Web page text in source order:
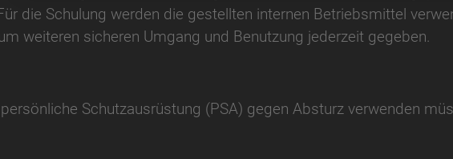
die Schulung werden die gestellten internen Betriebsmittel
weiteren sicheren Umgang und Benutzung jederzeit gegeben.
Schutzausrüstung (PSA) gegen Absturz verwenden